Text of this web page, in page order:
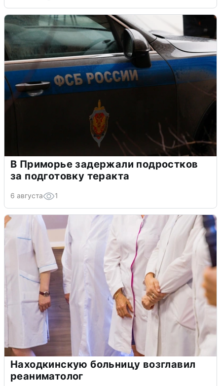
В Приморье задержали подростков
за подготовку теракта
6 августа 1
Находкинскую больницу возглавил
реаниматолог